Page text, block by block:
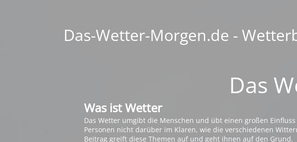
Das-Wetter-Morgen.de -
Das
Was ist Wetter
Das Wetter umgibt die Menschen und übt einen großen
Personen nicht darüber im Klaren, wie die verschiedenen
Beitrag greift diese Themen auf und geht ihnen auf den Grund.